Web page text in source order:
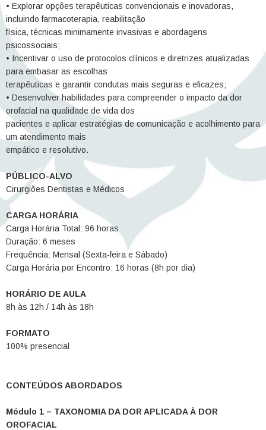
• Explorar opções terapêuticas convencionais e inovadoras,
incluindo farmacoterapia, reabilitação
física, técnicas minimamente invasivas e abordagens
psicossociais;
• Incentivar o uso de protocolos clínicos e diretrizes atualizadas
para embasar as escolhas
terapêuticas e garantir condutas mais seguras e eficazes;
• Desenvolver habilidades para compreender o impacto da dor
orofacial na qualidade de vida dos
pacientes e aplicar estratégias de comunicação e acolhimento para
um atendimento mais
empático e resolutivo.
PÚBLICO-ALVO
Cirurgiões Dentistas e Médicos
CARGA HORÁRIA
Carga Horária Total: 96 horas
Duração: 6 meses
Frequência: Mensal (Sexta-feira e Sábado)
Carga Horária por Encontro: 16 horas (8h por dia)
HORÁRIO DE AULA
8h às 12h / 14h às 18h
FORMATO
100% presencial
CONTEÚDOS ABORDADOS
Módulo 1 – TAXONOMIA DA DOR APLICADA À DOR
OROFACIAL